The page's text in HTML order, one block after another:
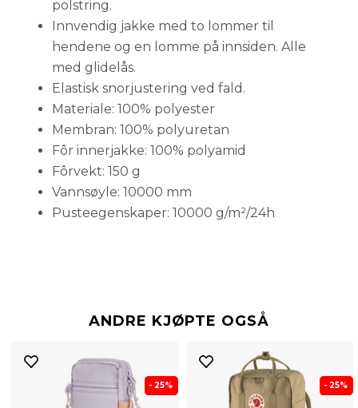
polstring.
Innvendig jakke med to lommer til
hendene og en lomme på innsiden. Alle
med glidelås.
Elastisk snorjustering ved fald.
Materiale: 100% polyester
Membran: 100% polyuretan
Fôr innerjakke: 100% polyamid
Fôrvekt: 150 g
Vannsøyle: 10000 mm
Pusteegenskaper: 10000 g/m²/24h
ANDRE KJØPTE OGSÅ
- 25% - 25%